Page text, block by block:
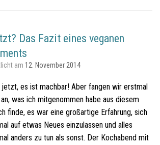
Das Fazit eines veganen
am 12. November 2014
jetzt, es ist machbar! Aber fangen wir erstmal
was ich mitgenommen habe aus diesem
finde, es war eine großartige Erfahrung, sich
auf etwas Neues einzulassen und alles
anders zu tun als sonst. Der Kochabend mit